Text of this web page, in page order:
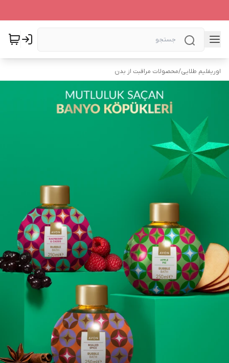
اوریفلیم طلایی/محصولات مراقبت از بدن